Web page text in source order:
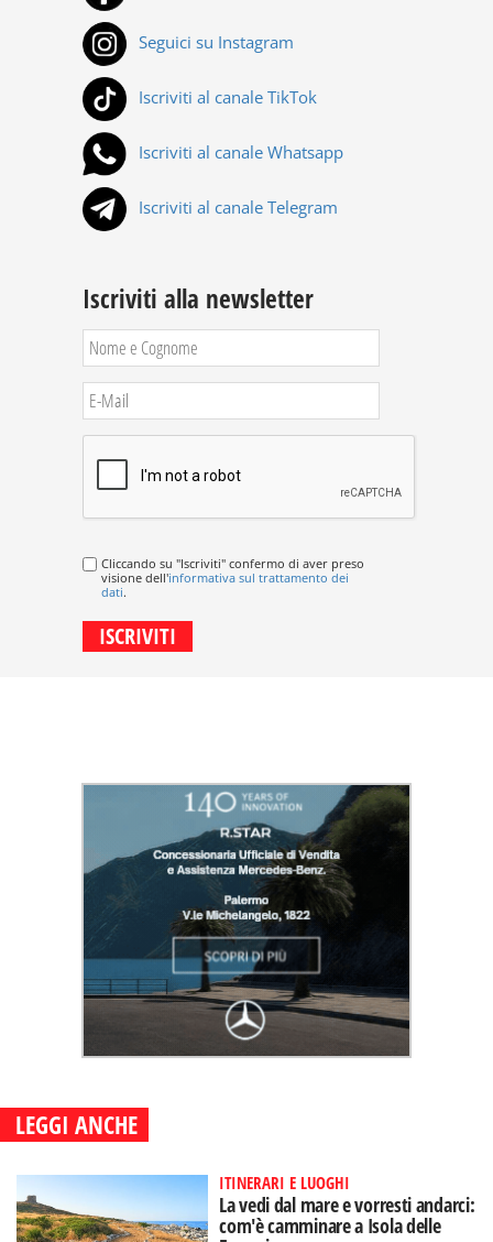
Seguici su Instagram
Iscriviti al canale TikTok
Iscriviti al canale Whatsapp
Iscriviti al canale Telegram
Iscriviti alla newsletter
Cliccando su "Iscriviti" confermo di aver preso
visione dell'informativa sul trattamento dei
dati.
LEGGI ANCHE
ITINERARI E LUOGHI
La vedi dal mare e vorresti andarci:
com'è camminare a Isola delle